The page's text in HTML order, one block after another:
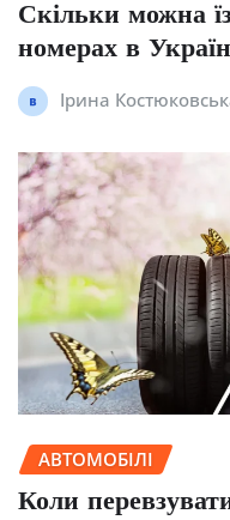
Скільки можна
номерах в
Ірина
АВТОМОБІЛІ
Коли